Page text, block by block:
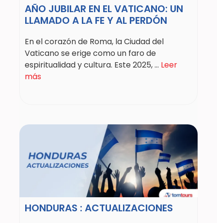
AÑO JUBILAR EN EL VATICANO: UN
LLAMADO A LA FE Y AL PERDÓN
En el corazón de Roma, la Ciudad del
Vaticano se erige como un faro de
espiritualidad y cultura. Este 2025, ... Leer
más
HONDURAS : ACTUALIZACIONES